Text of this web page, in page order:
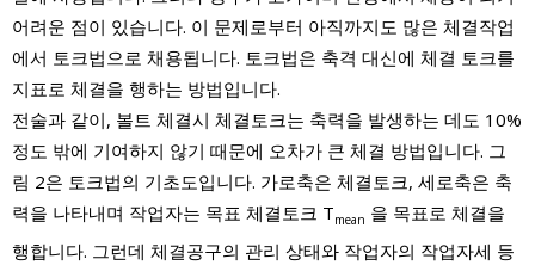
어려운 점이 있습니다. 이 문제로부터 아직까지도 많은 체결작업
에서 토크법으로 채용됩니다. 토크법은 축격 대신에 체결 토크를
지표로 체결을 행하는 방법입니다.
전술과 같이, 볼트 체결시 체결토크는 축력을 발생하는 데도 10%
정도 밖에 기여하지 않기 때문에 오차가 큰 체결 방법입니다. 그
림 2은 토크법의 기초도입니다. 가로축은 체결토크, 세로축은 축
력을 나타내며 작업자는 목표 체결토크 Tmean 을 목표로 체결을
행합니다. 그런데 체결공구의 관리 상태와 작업자의 작업자세 등